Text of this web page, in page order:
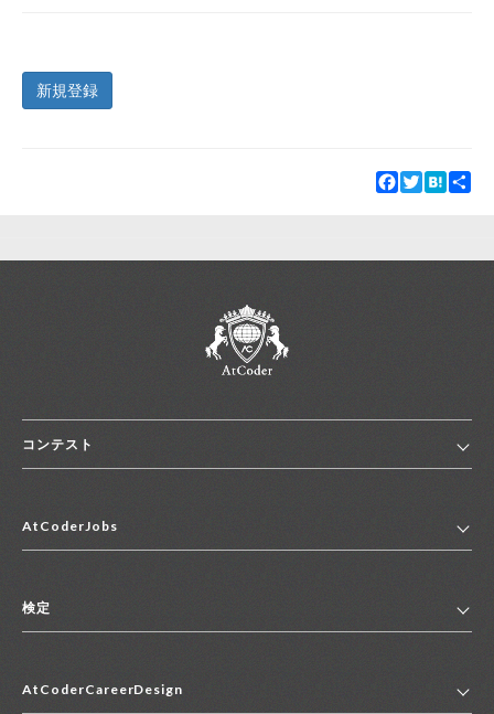
新規登録
Facebook
TwitterHatena
コンテスト
コンテスト一覧
便利リンク集
AtCoderJobs
2027年新卒採用求人一覧
中途採用求人一覧
検定
マイページ
AtCoderCareerDesign